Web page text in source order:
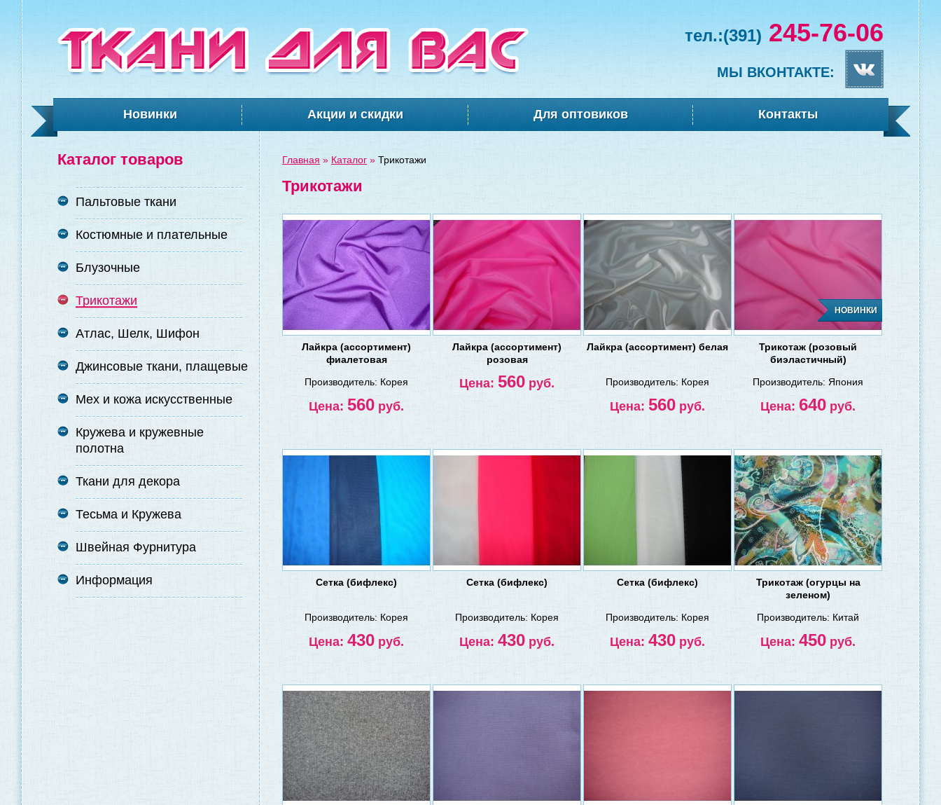
тел.:(391) 245-76-06
МЫ ВКОНТАКТЕ:
Новинки Акции и скидки Для оптовиков Контакты
Каталог товаров
Пальтовые ткани
Костюмные и плательные
Блузочные
Трикотажи
Атлас, Шелк, Шифон
Джинсовые ткани, плащевые
Мех и кожа искусственные
Кружева и кружевные
полотна
Ткани для декора
Тесьма и Кружева
Швейная Фурнитура
Информация
Главная » Каталог » Трикотажи
Трикотажи
Лайкра (ассортимент)
фиалетовая
Производитель: Корея
Цена: 560 руб.
Лайкра (ассортимент)
розовая
Цена: 560 руб.
Лайкра (ассортимент) белая
Производитель: Корея
Цена: 560 руб.
НОВИНКИ
Трикотаж (розовый
биэластичный)
Производитель: Япония
Цена: 640 руб.
Сетка (бифлекс)
Производитель: Корея
Цена: 430 руб.
Сетка (бифлекс)
Производитель: Корея
Цена: 430 руб.
Сетка (бифлекс)
Производитель: Корея
Цена: 430 руб.
Трикотаж (огурцы на
зеленом)
Производитель: Китай
Цена: 450 руб.